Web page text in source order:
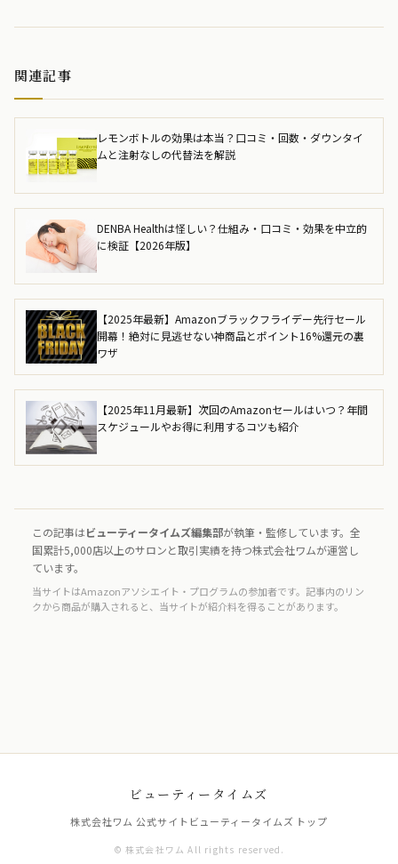
関連記事
レモンボトルの効果は本当？口コミ・回数・ダウンタイ
ムと注射なしの代替法を解説
DENBA Healthは怪しい？仕組み・口コミ・効果を中立的
に検証【2026年版】
【2025年最新】Amazonブラックフライデー先行セール
開幕！絶対に見逃せない神商品とポイント16%還元の裏
ワザ
【2025年11月最新】次回のAmazonセールはいつ？年間
スケジュールやお得に利用するコツも紹介
この記事はビューティータイムズ編集部が執筆・監修しています。全
国累計5,000店以上のサロンと取引実績を持つ株式会社ワムが運営し
ています。
当サイトはAmazonアソシエイト・プログラムの参加者です。記事内のリン
クから商品が購入されると、当サイトが紹介料を得ることがあります。
ビューティータイムズ
株式会社ワム 公式サイト ビューティータイムズ トップ
© 株式会社ワム All rights reserved.